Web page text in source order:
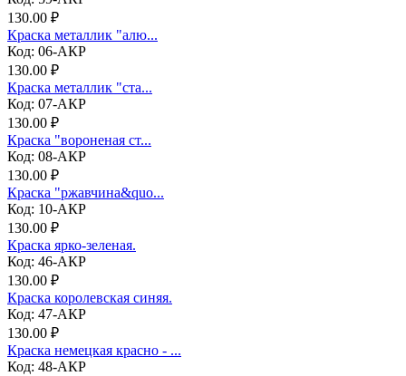
130.00 ₽
Краска металлик "алю...
Код: 06-АКР
130.00 ₽
Краска металлик "ста...
Код: 07-АКР
130.00 ₽
Краска "вороненая ст...
Код: 08-АКР
130.00 ₽
Краска "ржавчина&quo...
Код: 10-АКР
130.00 ₽
Краска ярко-зеленая.
Код: 46-АКР
130.00 ₽
Краска королевская синяя.
Код: 47-АКР
130.00 ₽
Краска немецкая красно - ...
Код: 48-АКР